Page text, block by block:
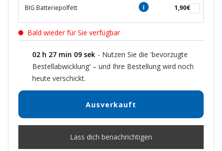
BIG Batteriepolfett 1,90€
Bald wieder für Sie verfügbar
02 h 27 min 08 sek - Nutzen Sie die 'bevorzugte
Bestellabwicklung' – und Ihre Bestellung wird noch
heute verschickt.
Ausverkauft
Lass dich benachrichtigen